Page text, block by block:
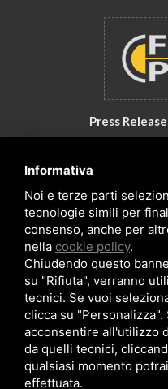
Press
Copyrights © 2026 All
Sitemap / Privacy
Informativa
Noi e terze parti
tecnologie simili per
consenso, anche per
nella cookie policy.
Chiudendo questo
su "Rifiuta", verranno
tecnici. Se vuoi
clicca su
acconsentire all'utilizzo
da quelli tecnici,
qualsiasi momento
effettuata.